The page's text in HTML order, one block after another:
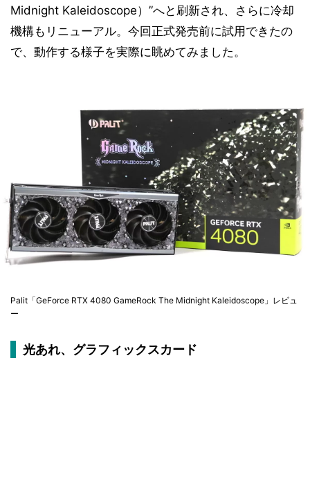
Midnight Kaleidoscope）”へと刷新され、さらに冷却
機構もリニューアル。今回正式発売前に試用できたの
で、動作する様子を実際に眺めてみました。
Palit「GeForce RTX 4080 GameRock The Midnight Kaleidoscope」レビュ
ー
光あれ、グラフィックスカード